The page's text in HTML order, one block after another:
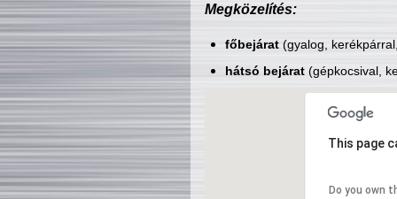
Megközelítés:
főbejárat(gyalog,
hátsó bejárat(gépkocsival,
This page
Do you own